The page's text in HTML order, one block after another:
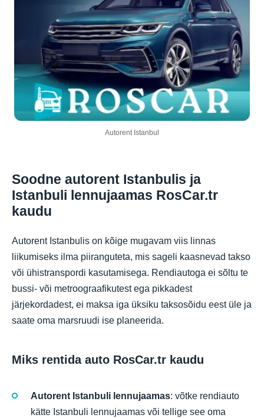
Autorent Istanbul
Soodne autorent Istanbulis ja
Istanbuli lennujaamas RosCar.tr
kaudu
Autorent Istanbulis on kõige mugavam viis linnas
liikumiseks ilma piiranguteta, mis sageli kaasnevad takso
või ühistranspordi kasutamisega. Rendiautoga ei sõltu te
bussi- või metroograafikutest ega pikkadest
järjekordadest, ei maksa iga üksiku taksosõidu eest üle ja
saate oma marsruudi ise planeerida.
Miks rentida auto RosCar.tr kaudu
Autorent Istanbuli lennujaamas: võtke rendiauto
kätte Istanbuli lennujaamas või tellige see oma